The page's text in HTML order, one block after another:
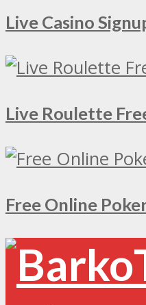
Live Casino
Live Roulette
Free Online